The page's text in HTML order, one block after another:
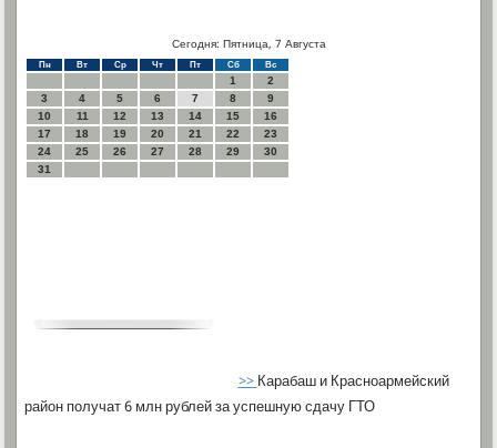
Сегодня: Пятница, 7 Августа
Пн Вт Ср Чт Пт Сб Вс
1
2
3
4 5 6 7 8
9
10
11 12 13 14 15
16
17
18 19 20 21 22
23
24
25 26 27 28 29
30
31
>>Карабаш и Красноармейский
район получат 6 млн рублей за успешную сдачу ГТО